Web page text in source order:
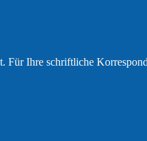
Für Ihre schriftliche